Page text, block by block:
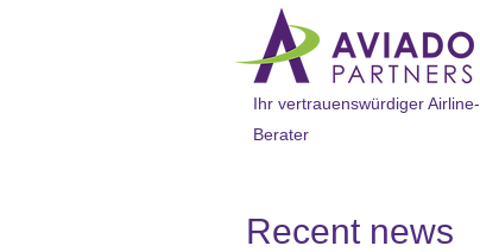
Ihr vertrauenswürdiger Airline-
Berater
Recent news​